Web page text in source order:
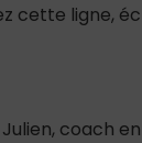
cette ligne,
coach